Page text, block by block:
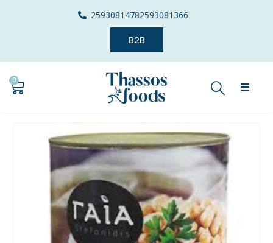
25930814782593081366
B2B
0